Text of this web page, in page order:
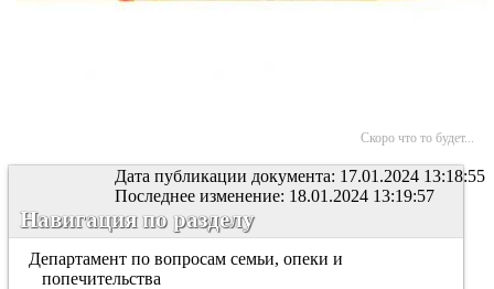
Скоро что то будет...
Дата публикации документа: 17.01.2024 13:18:55
Последнее изменение: 18.01.2024 13:19:57
Навигация по разделу
Департамент по вопросам семьи, опеки и
попечительства